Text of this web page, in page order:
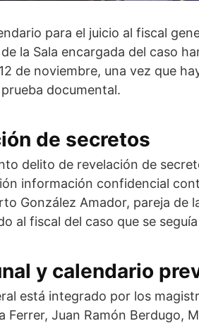
para el juicio al fiscal
la Sala encargada del caso
de noviembre, una vez que
documental.
de secretos
delito de revelación de
información confidencial
González Amador, pareja de
al fiscal del caso que se
y calendario
está integrado por los
Juan Ramón Berdugo,